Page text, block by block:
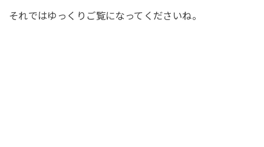
それではゆっくりご覧になってくださいね。